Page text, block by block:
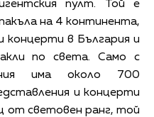
пулт. Той е
на 4 континента,
концерти в България и
по света. Само с
има около 700
и концерти
от световен ранг, той